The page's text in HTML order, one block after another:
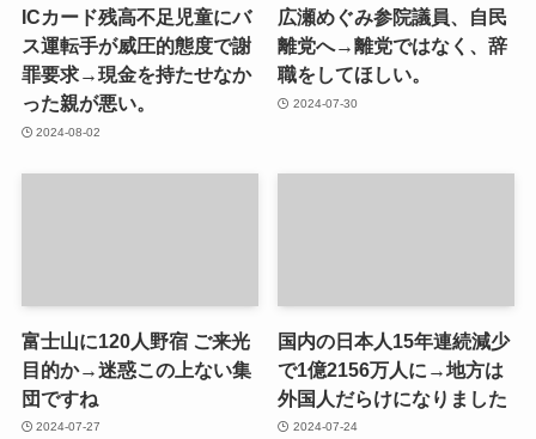
ICカード残高不足児童にバ
ス運転手が威圧的態度で謝
罪要求→現金を持たせなか
った親が悪い。
2024-08-02
広瀬めぐみ参院議員、自民
離党へ→離党ではなく、辞
職をしてほしい。
2024-07-30
富士山に120人野宿 ご来光
目的か→迷惑この上ない集
団ですね
2024-07-27
国内の日本人15年連続減少
で1億2156万人に→地方は
外国人だらけになりました
2024-07-24